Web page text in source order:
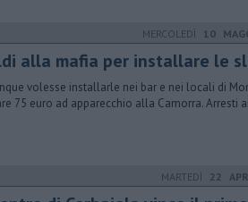
MERCOLEDÌ 10
alla mafia per installare le
volesse installarle nei bar e nei locali di
75 euro ad apparecchio alla Camorra. Arresti
MARTEDÌ 22